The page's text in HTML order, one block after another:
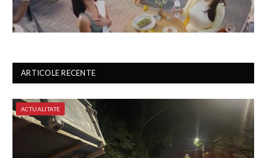
ARTICOLE RECENTE
ACTUALITATE